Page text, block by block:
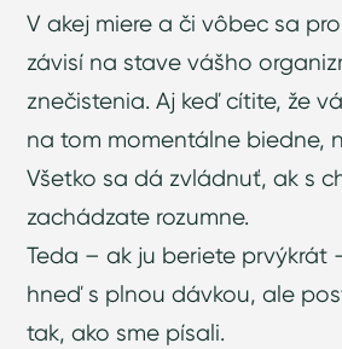
V akej miere a či vôbec sa
závisí na stave vášho
znečistenia. Aj keď cítite, že
na tom momentálne biedne,
Všetko sa dá zvládnuť, ak s
zachádzate rozumne.
Teda – ak ju beriete prvýkrát
hneď s plnou dávkou, ale
tak, ako sme písali.